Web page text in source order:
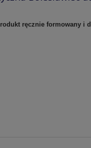
ręcznie formowany i